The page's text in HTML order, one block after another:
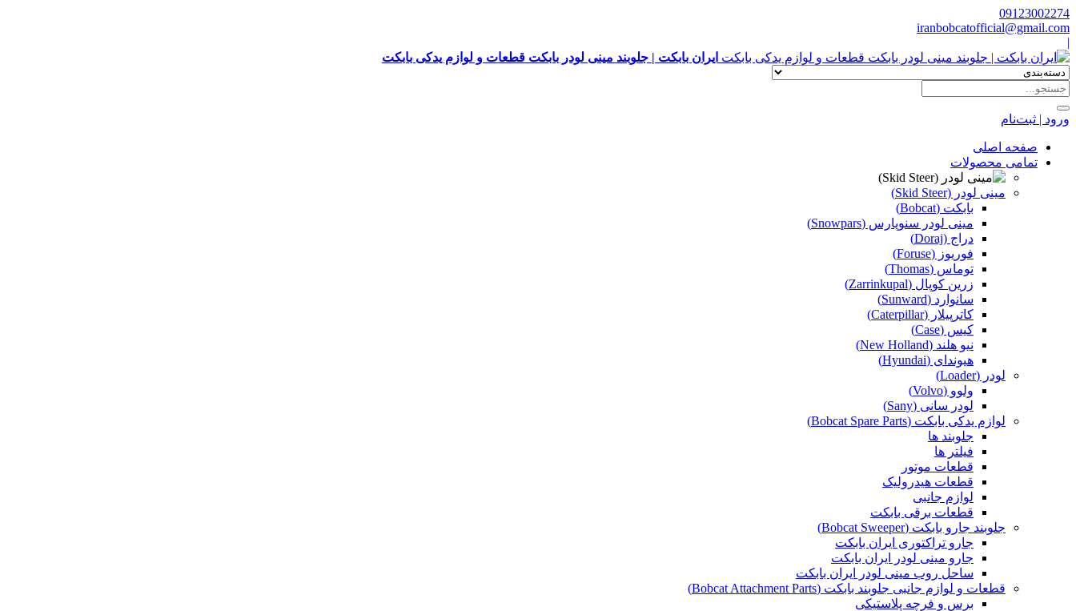
09123002274
iranbobcatofficial@gmail.com
|
ایران بابکت | جلوبند مینی لودر بابکت قطعات و لوازم یدکی بابکت
ورود | ثبت‌نام
صفحه اصلی
تمامی محصولات
مینی لودر (Skid Steer)
بابکت (Bobcat)
مینی لودر سنوپارس (Snowpars)
دراج (Doraj)
فوریوز (Foruse)
توماس (Thomas)
زرین کوپال (Zarrinkupal)
سانوارد (Sunward)
کاترپیلار (Caterpillar)
کیس (Case)
نیو هلند (New Holland)
هیوندای (Hyundai)
لودر (Loader)
ولوو (Volvo)
لودر سانی (Sany)
لوازم یدکی بابکت (Bobcat Spare Parts)
جلوبند ها
فیلتر ها
قطعات موتور
قطعات هیدرولیک
لوازم جانبی
قطعات برقی بابکت
جلوبند جارو بابکت (Bobcat Sweeper)
جارو تراکتوری ایران بابکت
جارو مینی لودر ایران بابکت
ساحل روب مینی لودر ایران بابکت
قطعات و لوازم جانبی جلوبند بابکت (Bobcat Attachment Parts)
برس و فرچه پلاستیکی